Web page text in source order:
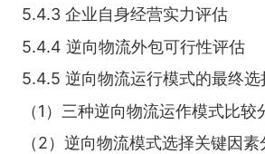
5.4.3 企业自身经营实力评估
5.4.4 逆向物流外包可行性评估
5.4.5 逆向物流运行模式的最终选
（1）三种逆向物流运作模式比较
（2）逆向物流模式选择关键因素